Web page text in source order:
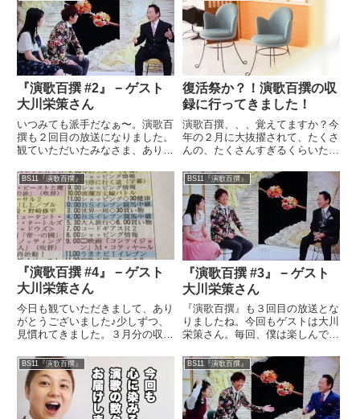
『演歌百撰 #2』 − ゲスト
大川栄策さん
いつみても派手だなぁ〜。演歌百
撰も２回目の放送になりました。
観ていただいたみなさま、ありが
川栄策さんをゲストに迎えて、い
ろいろお話させてもらいました。
この時間はほんまに楽しいです。
人生の大先輩の話は心に響きま
す...
復活祭か？！演歌百撰の収
録に行ってきました！
演歌百撰、、、覚えてますか？今
年の２月に大抜擢されて、たくさ
んの、たくさんすぎるくらいたく
受けさせてもらった番組。あの収
録以降、、、いろんなことがあっ
て、放送中止になっていたようで
す。それがこの秋に復活を果た
し...
BS11『演歌百撰』
『演歌百撰 #4』 − ゲスト
大川栄策さん
今日も観ていただきまして、あり
がとうございました♪少しずつ、
見慣れてきました。３月分の収録
週からどうなるのか、、、それが
かなり心配です。いや、、、そも
そも、僕は次回の出番があるのか
なぁ〜と、、、。そのくらいの
規...
BS11『演歌百撰』
『演歌百撰 #3』 − ゲスト
大川栄策さん
『演歌百撰』も３回目の放送とな
りましたね。今回もゲストは大川
栄策さん。毎回、僕は楽しんでま
と思います。先日、焼肉屋さんで
『演歌百撰』を見られてる方がい
らっしゃいまして、、、知ってる
知ってると声を掛けてもらいま
し...
BS11『演歌百撰』 BS11『演歌百撰』